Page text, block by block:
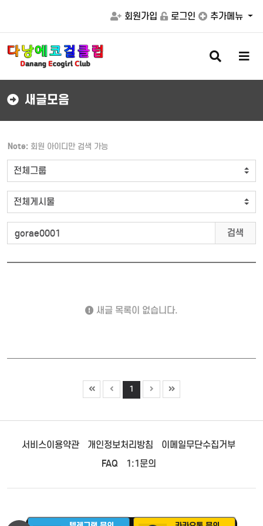
회원가입 로그인 추가메뉴
검
색
버
메
버
새글모음
Note: 회원 아이디만 검색 가능
검색
새글 목록이 없습니다.
1
서비스이용약관 개인정보처리방침
이메일무단수집거부
FAQ
1:1문의